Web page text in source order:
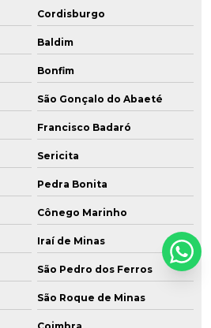
Cordisburgo
Baldim
Bonfim
São Gonçalo do Abaeté
Francisco Badaró
Sericita
Pedra Bonita
Cônego Marinho
Iraí de Minas
São Pedro dos Ferros
São Roque de Minas